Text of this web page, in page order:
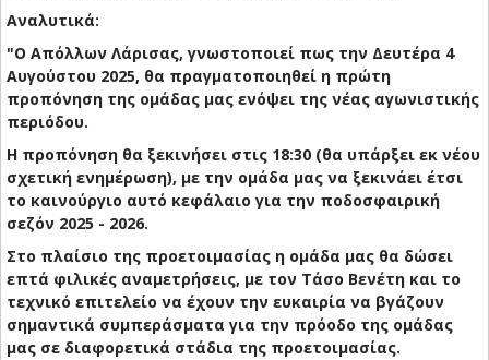
Αναλυτικά:
"Ο Απόλλων Λάρισας, γνωστοποιεί πως την Δευτέρα 4
Αυγούστου 2025, θα πραγματοποιηθεί η πρώτη
προπόνηση της ομάδας μας ενόψει της νέας αγωνιστικής
περιόδου.
Η προπόνηση θα ξεκινήσει στις 18:30 (θα υπάρξει εκ νέου
σχετική ενημέρωση), με την ομάδα μας να ξεκινάει έτσι
το καινούργιο αυτό κεφάλαιο για την ποδοσφαιρική
σεζόν 2025 - 2026.
Στο πλαίσιο της προετοιμασίας η ομάδα μας θα δώσει
επτά φιλικές αναμετρήσεις, με τον Τάσο Βενέτη και το
τεχνικό επιτελείο να έχουν την ευκαιρία να βγάζουν
σημαντικά συμπεράσματα για την πρόοδο της ομάδας
μας σε διαφορετικά στάδια της προετοιμασίας.